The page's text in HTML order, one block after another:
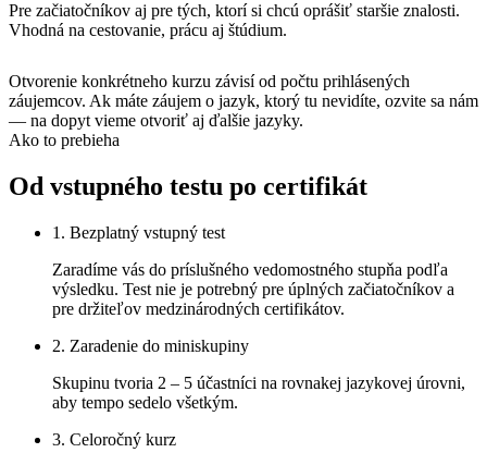
Pre začiatočníkov aj pre tých, ktorí si chcú oprášiť staršie znalosti.
Vhodná na cestovanie, prácu aj štúdium.
Otvorenie konkrétneho kurzu závisí od počtu prihlásených
záujemcov. Ak máte záujem o jazyk, ktorý tu nevidíte, ozvite sa nám
— na dopyt vieme otvoriť aj ďalšie jazyky.
Ako to prebieha
Od vstupného testu po certifikát
1. Bezplatný vstupný test
Zaradíme vás do príslušného vedomostného stupňa podľa
výsledku. Test nie je potrebný pre úplných začiatočníkov a
pre držiteľov medzinárodných certifikátov.
2. Zaradenie do miniskupiny
Skupinu tvoria 2 – 5 účastníci na rovnakej jazykovej úrovni,
aby tempo sedelo všetkým.
3. Celoročný kurz